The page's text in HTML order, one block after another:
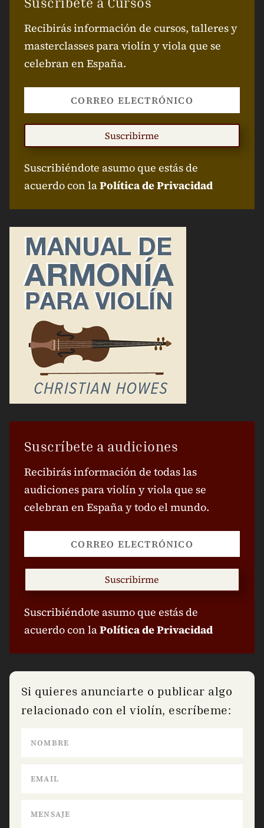
Recibirás información de cursos, talleres y
masterclasses para violín y viola que se
celebran en España.
Suscribirme
Suscribiéndote asumo que estás de
acuerdo con laPolítica de Privacidad
Suscríbete a audiciones
Recibirás información de todas las
audiciones para violín y viola que se
celebran en España y todo el mundo.
Suscribirme
Suscribiéndote asumo que estás de
acuerdo con laPolítica de Privacidad
Si quieres anunciarte o publicar algo
relacionado con el violín, escríbeme: